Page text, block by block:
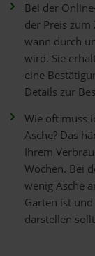
Bei der
der Preis
wann durch
wird. Sie
eine
Details zur
Wie oft muss
Asche? Das
Ihrem
Wochen. Bei
wenig Asche
Garten ist
darstellen